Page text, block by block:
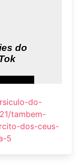
do-
tambem-
dos-ceus-
5